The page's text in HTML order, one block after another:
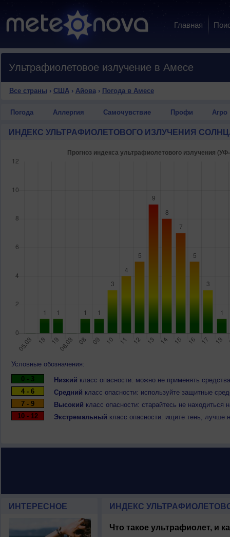
Главная
Ультрафиолетовое излучение в Амесе
Все страны › США› Айова› Погода в Амесе
Погода Аллергия Самочувствие Профи Агро
ИНДЕКС УЛЬТРАФИОЛЕТОВОГО ИЗЛУЧЕНИЯ
Условные обозначения:
0 - 3
Низкий класс опасности: можно не применять
4 - 6
Средний класс опасности: используйте защитные
7 - 9
Высокий класс опасности: старайтесь не
10 - 12
Экстремальный класс опасности: ищите тень, лучше
ИНТЕРЕСНОЕ ИНДЕКС
Что такое ультрафиолет, и